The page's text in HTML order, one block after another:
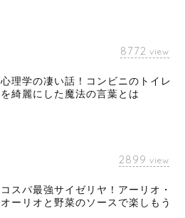
8772 view
心理学の凄い話！コンビニのトイレ
を綺麗にした魔法の言葉とは
2899 view
コスパ最強サイゼリヤ！アーリオ・
オーリオと野菜のソースで楽しもう